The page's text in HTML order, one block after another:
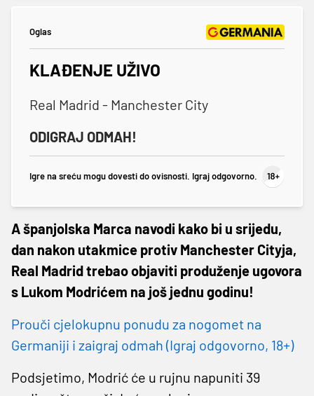
Oglas
KLAĐENJE UŽIVO
Real Madrid - Manchester City
ODIGRAJ ODMAH!
Igre na sreću mogu dovesti do ovisnosti. Igraj odgovorno.
A španjolska Marca navodi kako bi u srijedu,
dan nakon utakmice protiv Manchester Cityja,
Real Madrid trebao objaviti produženje ugovora
s Lukom Modrićem na još jednu godinu!
Prouči cjelokupnu ponudu za nogomet na
Germaniji i zaigraj odmah (Igraj odgovorno, 18+)
Podsjetimo, Modrić će u rujnu napuniti 39